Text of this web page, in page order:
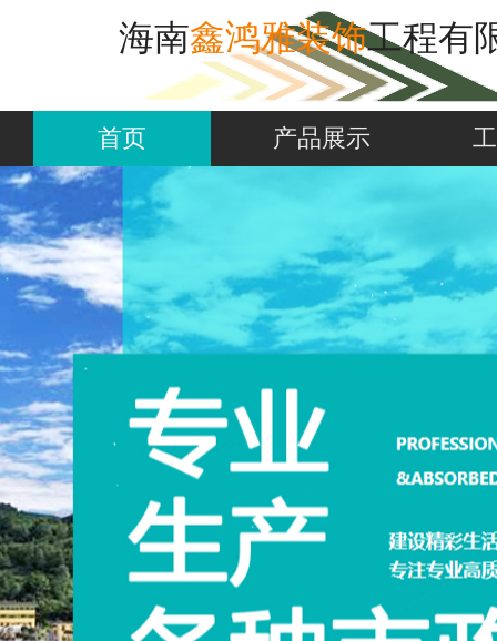
海南鑫鸿雅装饰工程有
首页 产品展示
海   南   兴   威   建   材   有   限